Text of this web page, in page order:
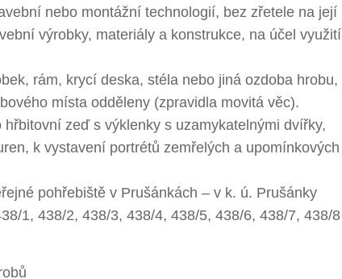
nebo montážní technologií, bez zřetele na její
výrobky, materiály a konstrukce, na účel využití
rám, krycí deska, stéla nebo jiná ozdoba hrobu,
místa odděleny (zpravidla movitá věc).
zeď s výklenky s uzamykatelnými dvířky,
k vystavení portrétů zemřelých a upomínkových
pohřebiště v Prušánkách – v k. ú. Prušánky
1, 438/2, 438/3, 438/4, 438/5, 438/6, 438/7, 438/8